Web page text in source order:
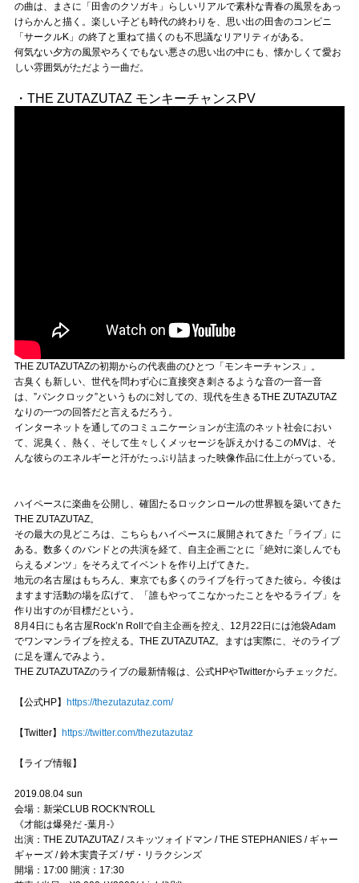
の曲は、まさに「田舎のクソガキ」らしいリアルで素朴な青春の風景をあっ
けらかんと描く。楽しい子ども時代の終わりを、思い出の田舎のコンビニ
「サークルK」の終了と重ねて描くのも不思議なリアリティがある。
何気ない夕方の風景やろくでもない悪さの思い出の中にも、懐かしくて愛お
しい雰囲気がただよう一曲だ。
・THE ZUTAZUTAZ モンキーチャンスPV
THE ZUTAZUTAZの初期からの代表曲のひとつ「モンキーチャンス」。
古臭くも新しい、世代を問わず心に直接突き刺さるような音の一音一音
は、”パンクロック”というものに対しての、現代を生きるTHE ZUTAZUTAZ
なりの一つの回答だと言えるだろう。
インターネットを通してのコミュニケーションが主流のネット社会におい
て、泥臭く、熱く、そして生々しくメッセージを訴えかけるこのMVは、そ
んな彼らのエネルギーと汗がたっぷり詰まった映像作品に仕上がっている。
ハイペースに楽曲を公開し、確固たるロックンロールの世界観を築いてきた
THE ZUTAZUTAZ。
その最大の見どころは、こちらもハイペースに展開されてきた「ライブ」に
ある。数多くのバンドとの共演を経て、自主企画ごとに「絶対に楽しんでも
らえるメンツ」をそろえてイベントを作り上げてきた。
地元の名古屋はもちろん、東京でも多くのライブを行ってきた彼ら。今後は
ますます活動の場を広げて、「誰もやってこなかったことをやるライブ」を
作り出すのが目標だという。
8月4日にも名古屋Rock’n Rollで自主企画を控え、12月22日には池袋Adam
でワンマンライブを控える。THE ZUTAZUTAZ。ますは実際に、そのライブ
に足を運んでみよう。
THE ZUTAZUTAZのライブの最新情報は、公式HPやTwitterからチェックだ。
【公式HP】 https://thezutazutaz.com/
【Twitter】 https://twitter.com/thezutazutaz
【ライブ情報】
2019.08.04 sun
会場：新栄CLUB ROCK'N'ROLL
《才能は爆発だ -葉月-》
出演：THE ZUTAZUTAZ / スキッツォイドマン / THE STEPHANIES / ギャー
ギャーズ / 鈴木実貴子ズ / ザ・リラクシンズ
開場：17:00 開演：17:30